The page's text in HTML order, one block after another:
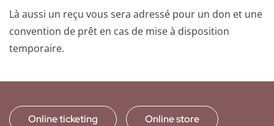
Là aussi un reçu vous sera adressé pour un don et une
convention de prêt en cas de mise à disposition
temporaire.
Online ticketing Online store